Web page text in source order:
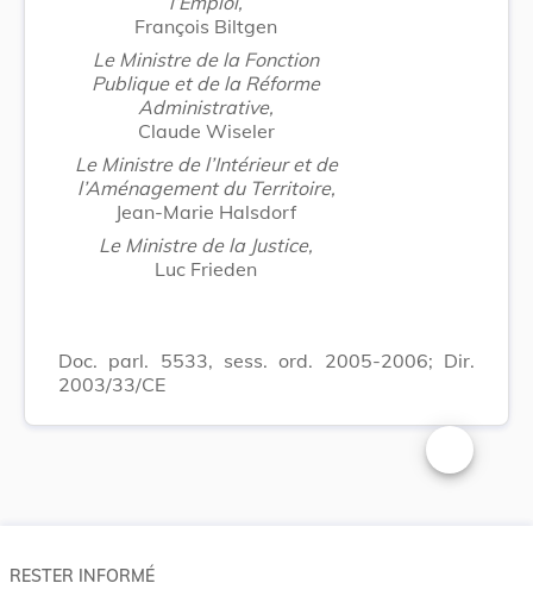
François Biltgen
Le Ministre de la Fonction
Publique et de la Réforme
Administrative,
Claude Wiseler
Le Ministre de l’Intérieur et de
l’Aménagement du Territoire,
Jean-Marie Halsdorf
Le Ministre de la Justice,
Luc Frieden
Doc. parl. 5533, sess. ord. 2005-2006; Dir.
2003/33/CE
Changer la
RESTER INFORMÉ